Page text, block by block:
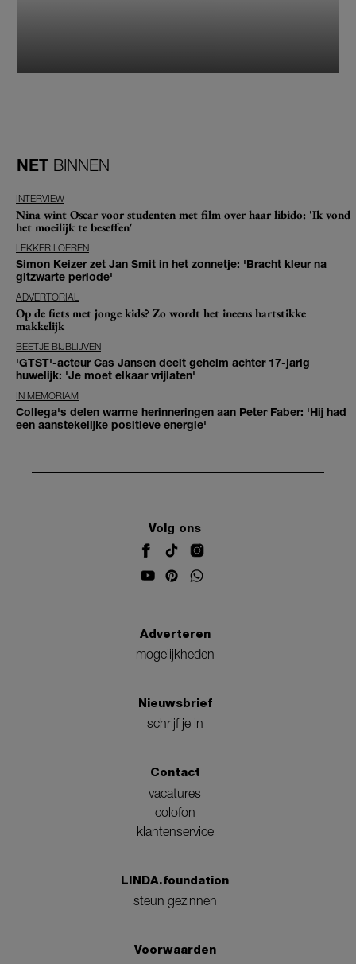
NET BINNEN
INTERVIEW
Nina wint Oscar voor studenten met film over haar libido: 'Ik vond
het moeilijk te beseffen'
LEKKER LOEREN
Simon Keizer zet Jan Smit in het zonnetje: 'Bracht kleur na
gitzwarte periode'
ADVERTORIAL
Op de fiets met jonge kids? Zo wordt het ineens hartstikke
makkelijk
BEETJE BIJBLIJVEN
'GTST'-acteur Cas Jansen deelt geheim achter 17-jarig
huwelijk: 'Je moet elkaar vrijlaten'
IN MEMORIAM
Collega's delen warme herinneringen aan Peter Faber: 'Hij had
een aanstekelijke positieve energie'
Volg ons
Adverteren
mogelijkheden
Nieuwsbrief
schrijf je in
Contact
vacatures
colofon
klantenservice
LINDA.foundation
steun gezinnen
Voorwaarden